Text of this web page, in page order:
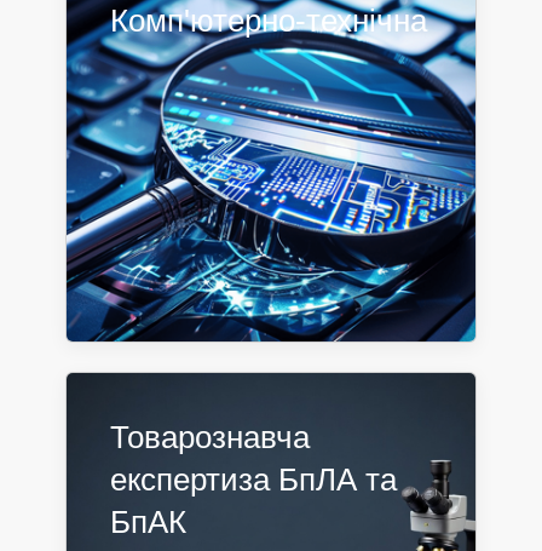
Комп'ютерно-технічна
Товарознавча
експертиза БпЛА та
БпАК